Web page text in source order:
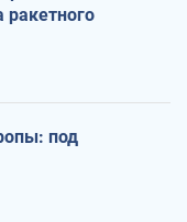
ракетного
под